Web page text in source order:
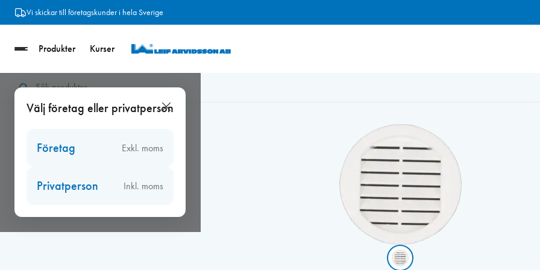
Hoppa
Vi skickar till företagskunder i hela Sverige
Produkter Kurser
Välj företag eller privatperson
Företag Exkl. moms
Privatperson Inkl. moms
Hem Fresh ytterväggsgaller